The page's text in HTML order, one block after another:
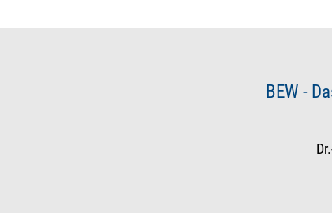
BEW -